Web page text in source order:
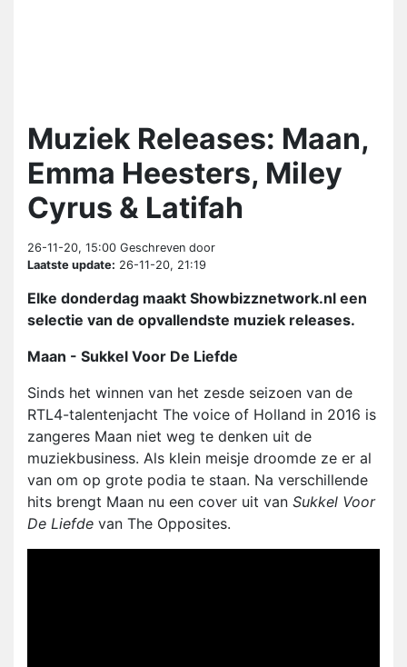
Muziek Releases: Maan,
Emma Heesters, Miley
Cyrus & Latifah
26-11-20, 15:00 Geschreven door
Laatste update: 26-11-20, 21:19
Elke donderdag maakt Showbizznetwork.nl een
selectie van de opvallendste muziek releases.
Maan - Sukkel Voor De Liefde
Sinds het winnen van het zesde seizoen van de
RTL4-talentenjacht The voice of Holland in 2016 is
zangeres Maan niet weg te denken uit de
muziekbusiness. Als klein meisje droomde ze er al
van om op grote podia te staan. Na verschillende
hits brengt Maan nu een cover uit van Sukkel Voor
De Liefde van The Opposites.